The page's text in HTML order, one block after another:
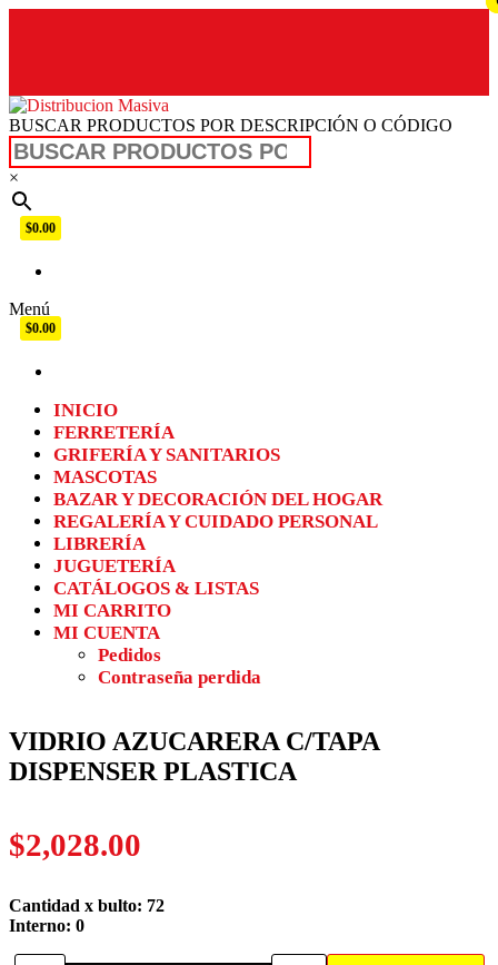
Distribucion Masiva
BUSCAR PRODUCTOS POR DESCRIPCIÓN O CÓDIGO
×
$0.00
Menú
$0.00
INICIO
FERRETERÍA
GRIFERÍA Y SANITARIOS
MASCOTAS
BAZAR Y DECORACIÓN DEL HOGAR
REGALERÍA Y CUIDADO PERSONAL
LIBRERÍA
JUGUETERÍA
CATÁLOGOS & LISTAS
MI CARRITO
MI CUENTA
Pedidos
Contraseña perdida
VIDRIO AZUCARERA C/TAPA
DISPENSER PLASTICA
$2,028.00
Cantidad x bulto: 72
Interno: 0